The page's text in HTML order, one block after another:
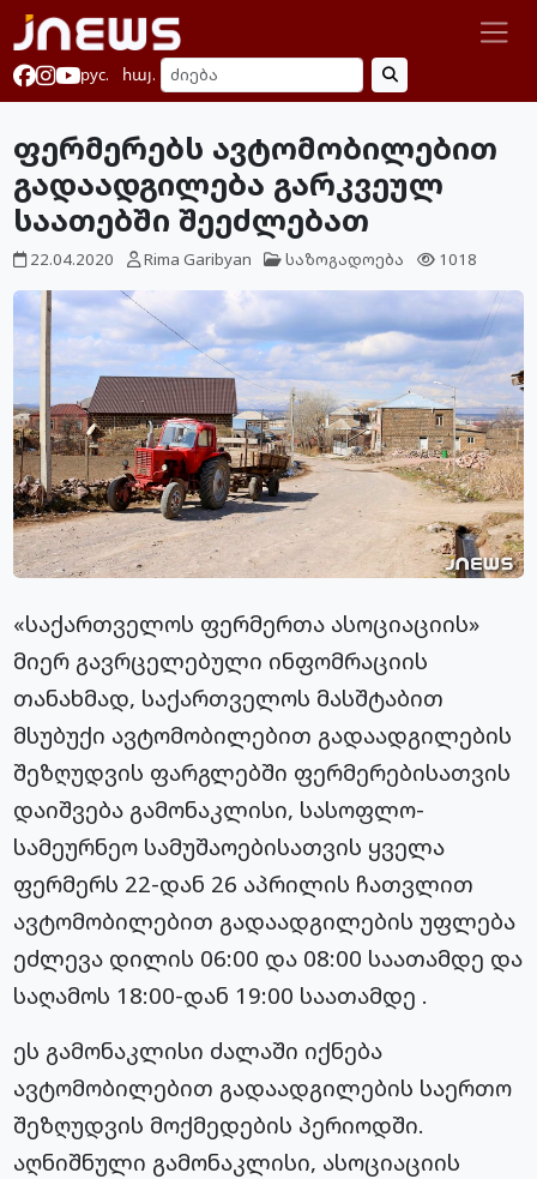
рус. հայ.
ფერმერებს ავტომობილებით
გადაადგილება გარკვეულ
საათებში შეეძლებათ
22.04.2020 Rima Garibyan საზოგადოება 1018
«საქართველოს ფერმერთა ასოციაციის»
მიერ გავრცელებული ინფომრაციის
თანახმად, საქართველოს მასშტაბით
მსუბუქი ავტომობილებით გადაადგილების
შეზღუდვის ფარგლებში ფერმერებისათვის
დაიშვება გამონაკლისი, სასოფლო-
სამეურნეო სამუშაოებისათვის ყველა
ფერმერს 22-დან 26 აპრილის ჩათვლით
ავტომობილებით გადაადგილების უფლება
ეძლევა დილის 06:00 და 08:00 საათამდე და
საღამოს 18:00-დან 19:00 საათამდე .
ეს გამონაკლისი ძალაში იქნება
ავტომობილებით გადაადგილების საერთო
შეზღუდვის მოქმედების პერიოდში.
აღნიშნული გამონაკლისი, ასოციაციის